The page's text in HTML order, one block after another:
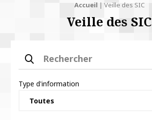
Accueil | Veille des SIC
Veille des SIC
Rechercher
Type d'information